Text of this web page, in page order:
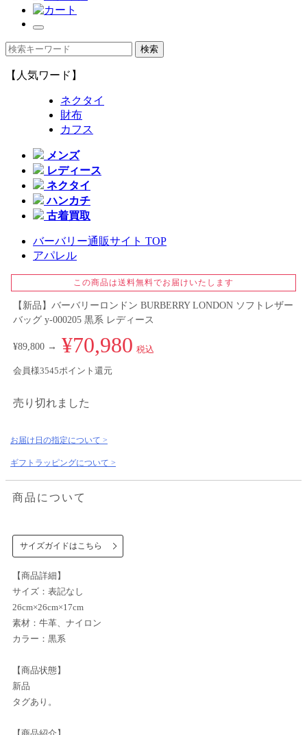
【人気ワード】
ネクタイ
財布
カフス
メンズ
レディース
ネクタイ
ハンカチ
古着買取
バーバリー通販サイト TOP
アパレル
この商品は送料無料でお届けいたします
【新品】バーバリーロンドン BURBERRY LONDON ソフトレザー
バッグ y-000205 黒系 レディース
¥89,800 → ¥70,980 税込
会員様3545ポイント還元
売り切れました
お届け日の指定について >
ギフトラッピングについて >
商品について
サイズガイドはこちら
【商品詳細】
サイズ：表記なし
26cm×26cm×17cm
素材：牛革、ナイロン
カラー：黒系
【商品状態】
新品
タグあり。